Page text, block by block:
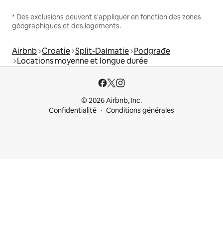
* Des exclusions peuvent s'appliquer en fonction des zones
géographiques et des logements.
Airbnb Croatie Split-Dalmatie Podgrađe
Locations moyenne et longue durée
© 2026 Airbnb, Inc.
Confidentialité
Conditions générales